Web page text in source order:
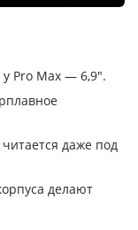
у Pro Max — 6,9″.
даже под
делают